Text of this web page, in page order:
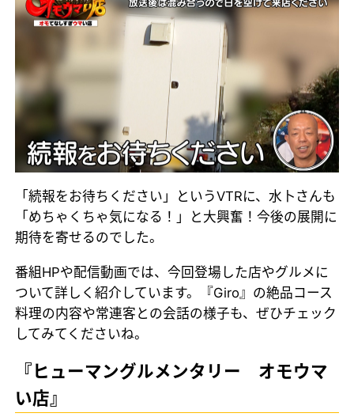
「続報をお待ちください」というVTRに、水卜さんも
「めちゃくちゃ気になる！」と大興奮！今後の展開に
期待を寄せるのでした。
番組HPや配信動画では、今回登場した店やグルメに
ついて詳しく紹介しています。『Giro』の絶品コース
料理の内容や常連客との会話の様子も、ぜひチェック
してみてくださいね。
『ヒューマングルメンタリー オモウマ
い店』